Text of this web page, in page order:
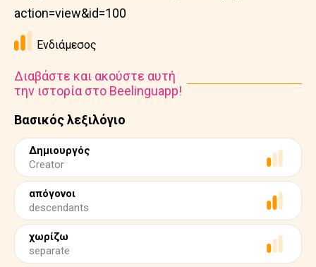
Βασικός λεξιλόγιο
Δημιουργός
Creator
απόγονοι
descendants
χωρίζω
separate
action=view&id=100
Ενδιάμεσος
Διαβάστε και ακούστε αυτή
την ιστορία στο Beelinguapp!